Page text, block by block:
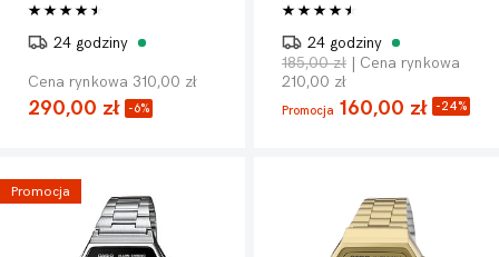
24 godziny
Cena rynkowa 310,00 zł
290,00 zł -6%
24 godziny
185,00 zł | Cena rynkowa
210,00 zł
Promocja 160,00 zł -24%
Promocja